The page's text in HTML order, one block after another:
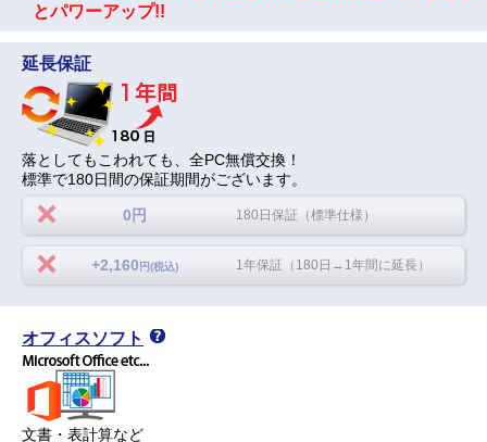
とパワーアップ!!
延長保証
落としてもこわれても、全PC無償交換！
標準で180日間の保証期間がございます。
0円 180日保証（標準仕様）
+2,160 円(税込) 1年保証（180日→1年間に延長）
オフィスソフト
文書・表計算など